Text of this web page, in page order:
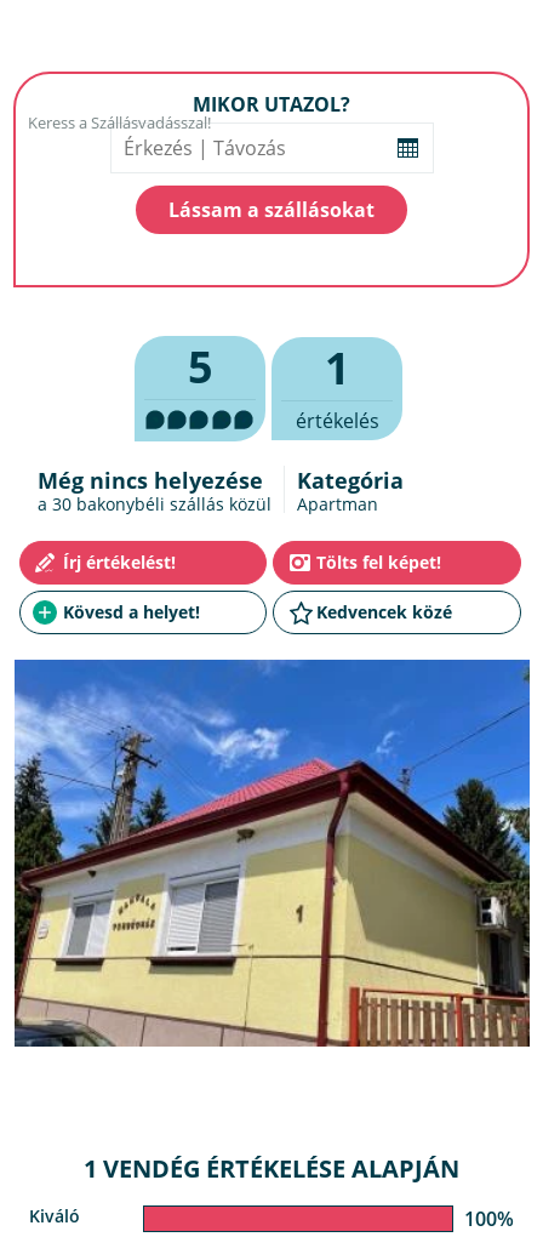
MIKOR UTAZOL?
5 1
értékelés
Még nincs helyezése
a 30 bakonybéli szállás közül
Kategória
Apartman
1 VENDÉG ÉRTÉKELÉSE ALAPJÁN
Kiváló 100%